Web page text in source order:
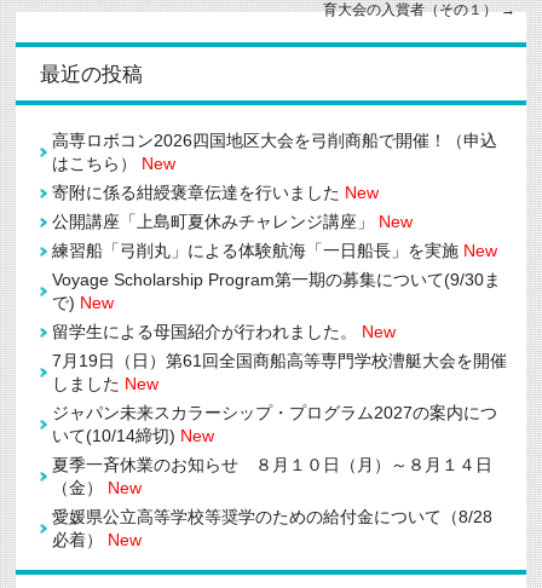
育大会の入賞者（その１）→
最近の投稿
高専ロボコン2026四国地区大会を弓削商船で開催！（申込
はこちら） New
寄附に係る紺綬褒章伝達を行いました New
公開講座「上島町夏休みチャレンジ講座」
New
練習船「弓削丸」による体験航海「一日船長」を実施 New
Voyage Scholarship Program第一期の募集について(9/30ま
で) New
留学生による母国紹介が行われました。 New
7月19日（日）第61回全国商船高等専門学校漕艇大会を開催
しました New
ジャパン未来スカラーシップ・プログラム2027の案内につ
いて(10/14締切) New
夏季一斉休業のお知らせ ８月１０日（月）～８月１４日
（金） New
愛媛県公立高等学校等奨学のための給付金について（8/28
必着） New